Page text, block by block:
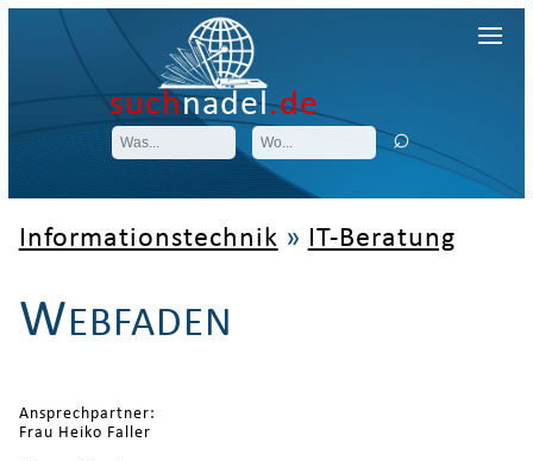
suchnadel.de
Informationstechnik » IT-Beratung
WEBFADEN
Ansprechpartner:
Frau Heiko Faller